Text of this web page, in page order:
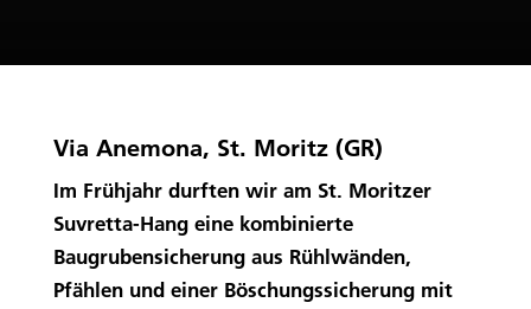
Via Anemona, St. Moritz (GR)
Im Frühjahr durften wir am St. Moritzer
Suvretta-Hang eine kombinierte
Baugrubensicherung aus Rühlwänden,
Pfählen und einer Böschungssicherung mit